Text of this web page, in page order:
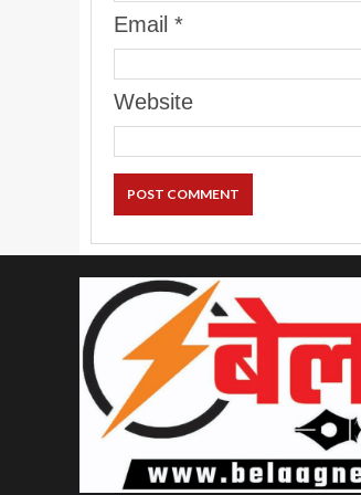
Email *
Website